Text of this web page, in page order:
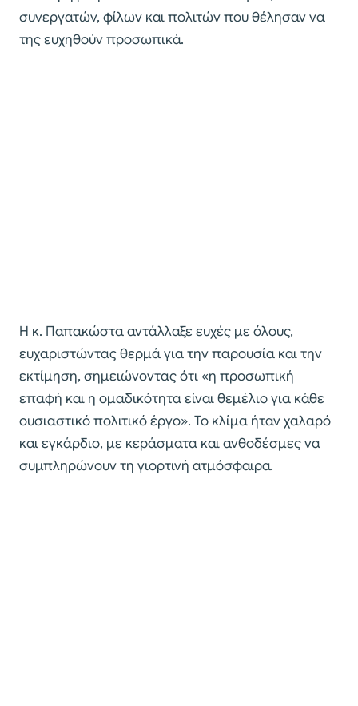
συνεργατών, φίλων και πολιτών που θέλησαν να
της ευχηθούν προσωπικά.
Η κ. Παπακώστα αντάλλαξε ευχές με όλους,
ευχαριστώντας θερμά για την παρουσία και την
εκτίμηση, σημειώνοντας ότι «η προσωπική
επαφή και η ομαδικότητα είναι θεμέλιο για κάθε
ουσιαστικό πολιτικό έργο». Το κλίμα ήταν χαλαρό
και εγκάρδιο, με κεράσματα και ανθοδέσμες να
συμπληρώνουν τη γιορτινή ατμόσφαιρα.